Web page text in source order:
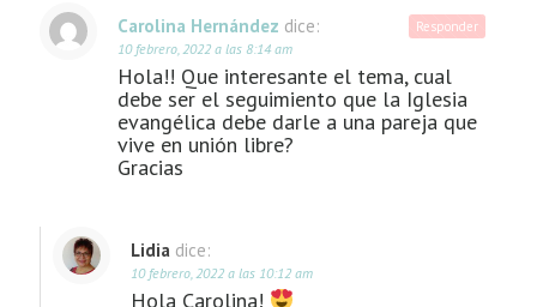
Carolina Hernández dice:
10 febrero, 2022 a las 8:14 am
Hola!! Que interesante el tema, cual
debe ser el seguimiento que la Iglesia
evangélica debe darle a una pareja que
vive en unión libre?
Gracias
Responder
Lidia dice:
10 febrero, 2022 a las 10:12 am
Hola Carolina!